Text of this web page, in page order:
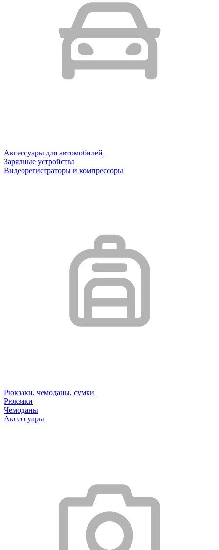
Аксессуары для автомобилей
Зарядные устройства
Видеорегистраторы и компрессоры
Рюкзаки, чемоданы, сумки
Рюкзаки
Чемоданы
Аксессуары